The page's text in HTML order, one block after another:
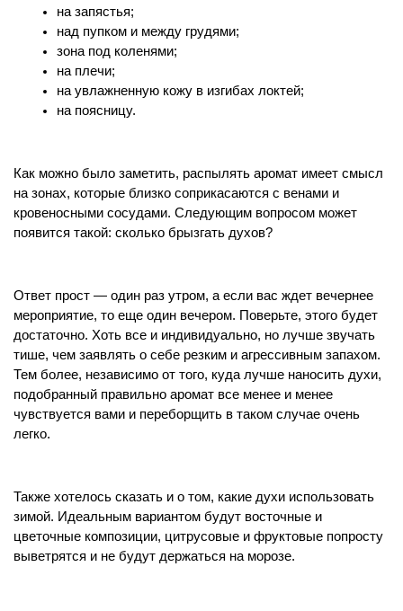
на запястья;
над пупком и между грудями;
зона под коленями;
на плечи;
на увлажненную кожу в изгибах локтей;
на поясницу.
Как можно было заметить, распылять аромат имеет смысл
на зонах, которые близко соприкасаются с венами и
кровеносными сосудами. Следующим вопросом может
появится такой: сколько брызгать духов?
Ответ прост — один раз утром, а если вас ждет вечернее
мероприятие, то еще один вечером. Поверьте, этого будет
достаточно. Хоть все и индивидуально, но лучше звучать
тише, чем заявлять о себе резким и агрессивным запахом.
Тем более, независимо от того, куда лучше наносить духи,
подобранный правильно аромат все менее и менее
чувствуется вами и переборщить в таком случае очень
легко.
Также хотелось сказать и о том, какие духи использовать
зимой. Идеальным вариантом будут восточные и
цветочные композиции, цитрусовые и фруктовые попросту
выветрятся и не будут держаться на морозе.